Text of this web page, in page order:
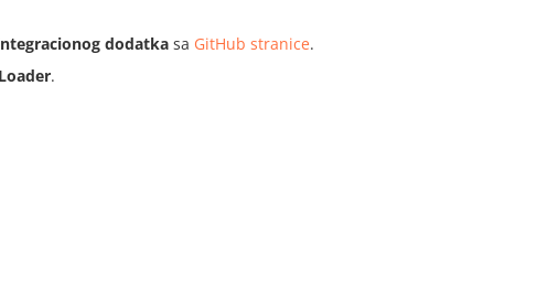
dodatka sa GitHub stranice.
.